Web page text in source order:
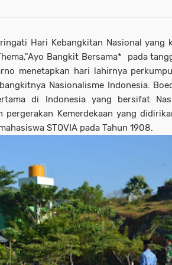
Hari Kebangkitan Nasional yang
Bangkit Bersama* pada
menetapkan hari lahirnya
Nasionalisme Indonesia.
di Indonesia yang bersifat
pergerakan Kemerdekaan yang
STOVIA pada Tahun 1908.